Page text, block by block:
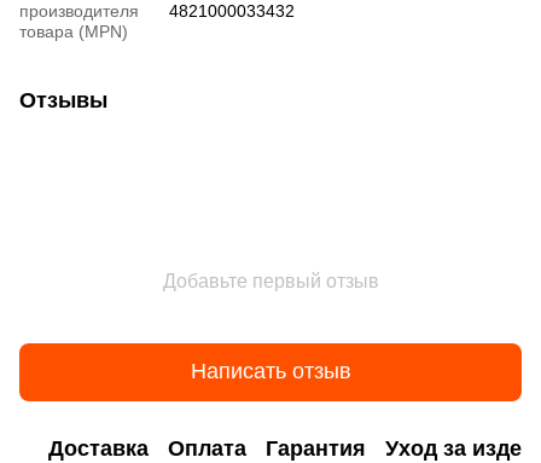
производителя
товара (MPN)
4821000033432
Отзывы
Добавьте первый отзыв
Написать отзыв
Доставка Оплата Гарантия Уход за